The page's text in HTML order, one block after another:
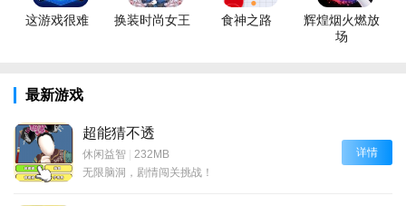
这游戏很难 换装时尚女王 食神之路
辉煌烟火燃放
场
最新游戏
超能猜不透
休闲益智 | 232MB
无限脑洞，剧情闯关挑战！
详情